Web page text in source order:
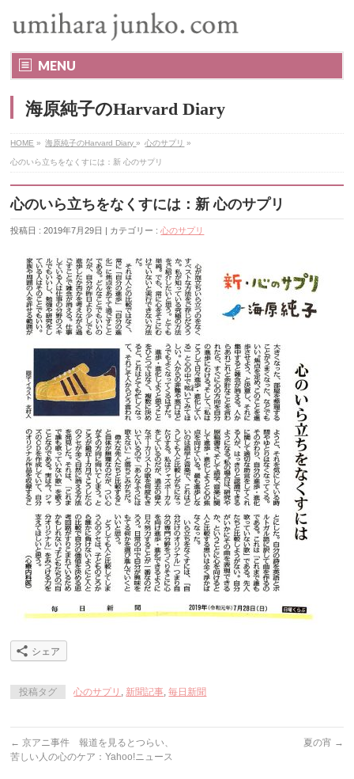
MENU
海原純子のHarvard Diary
HOME » 海原純子のHarvard Diary» 心のサプリ »
心のいら立ちをなくすには：新 心のサプリ
心のいら立ちをなくすには：新 心のサプリ
投稿日 : 2019年7月29日 | カテゴリー :心のサプリ
シェア
投稿タグ 心のサプリ , 新聞記事,毎日新聞
← 京アニ事件 報道を見るとつらい、
苦しい人の心のケア：Yahoo!ニュース
夏の宵 →